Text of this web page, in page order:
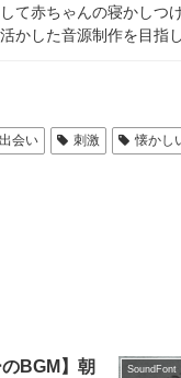
て赤ちゃんの寝かしつ
かした音源制作を目指
出会い 刺激 懐かし
BGM】朝
SoundFont